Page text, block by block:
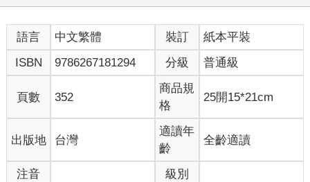
間聽到一個不知道他是變性人的科學家說：「本今天做的專題研
討很棒，再說，他的研究成果要比他姊姊強得多。」
巴雷斯很驚訝。在變性之前，他很少察覺性別歧視，甚至連明顯
的例子都沒注意到。巴雷斯還就讀於麻省理工學院大學部時，有
一次他在一堂數學課上解開了一個難題，是全班唯一解開這道題
的學生，教授說：「想必是你男朋友替你解答的。」這句話冒犯
了巴雷斯。題目當然是他自己解開的，他甚至根本沒有男朋友。
可是當時他不認為教授此言帶有歧視，因為他以為性別歧視已經
不存在了。就算性別歧視還存在，由於他對女性身分缺少認同，
不足以讓他覺得性別歧視會發生在他身上，他只氣憤自己被指控
作弊。在變性之前，巴雷斯認為自己受到的對待就跟其他人一
樣。
語言 中文繁體 裝訂
紙本平裝
ISBN
9786267181294 分級 普通級
頁數 352
商品規
格
25開15*21cm
出版地 台灣
適讀年
齡
全齡適讀
注音 級別